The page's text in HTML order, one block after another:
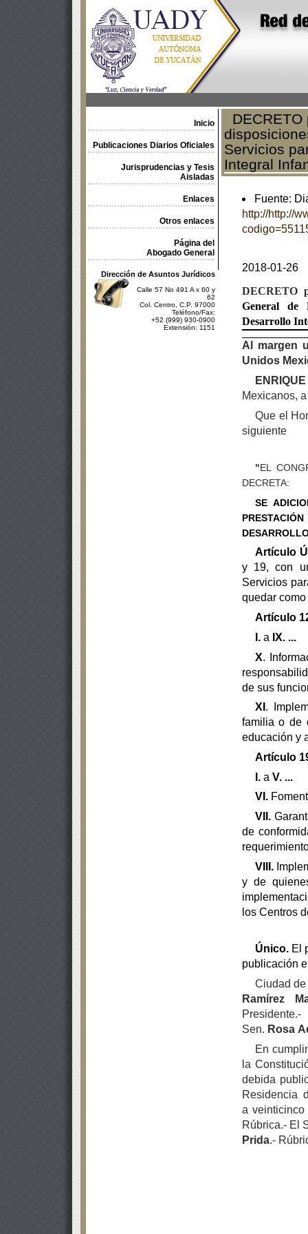
Inicio
Publicaciones Diarios Oficiales
Jurisprudencias y Tesis
Aisladas
Enlaces
Otros enlaces
Página del
Abogado General
Dirección de Asuntos Jurídicos
Calle 57 No 491 A x 60 y
62
Col. Centro, C.P. 97000
Teléfono/Fax:
+52 (999) 930-0900
Extensión: 1151
Servicios
Integral
Fuente:
http://http://
2018-01-26
DECRETO
General de
Desarrollo
Al margen
Unidos
Mexicanos,
Que el
siguiente
"EL
DECRETA:
SE
Artículo
y 19, con
Servicios
quedar como
Artículo
I.a IX. ...
X.
de sus
XI .
familia o de
educación y
Artículo
I.a V. ...
VI.
VII.
de
VIII.
y de
los Centros
Único. El
publicación
Ciudad
Ramírez
Sen. Rosa
En
la
debida
Residencia
a
Rúbrica.- El
Prida.-